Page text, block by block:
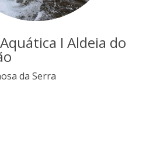
I Aldeia do
da Serra